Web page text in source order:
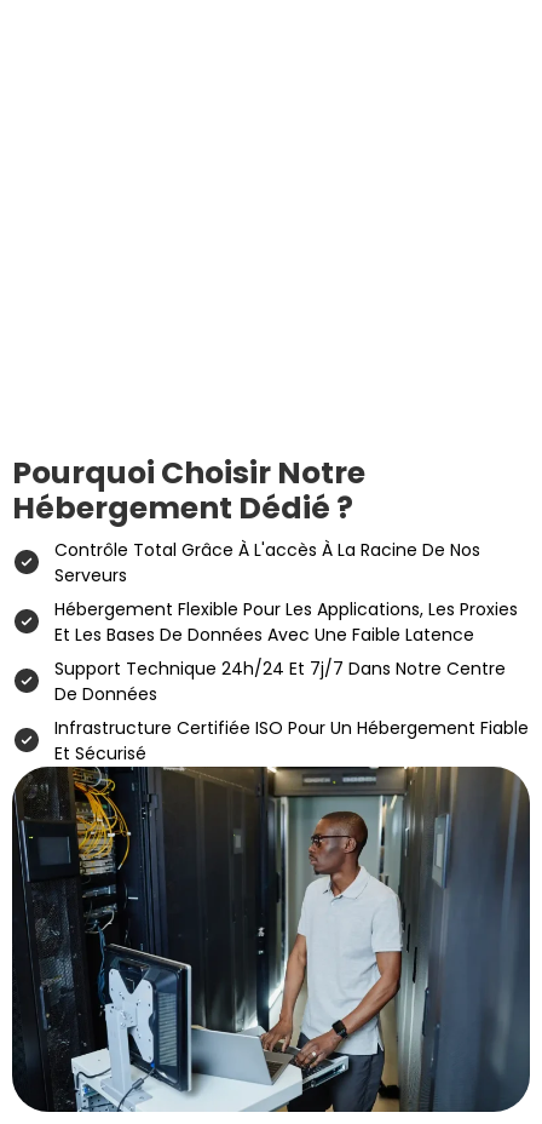
Pourquoi Choisir Notre
Hébergement Dédié ?
Contrôle Total Grâce À L'accès À La Racine De Nos
Serveurs
Hébergement Flexible Pour Les Applications, Les Proxies
Et Les Bases De Données Avec Une Faible Latence
Support Technique 24h/24 Et 7j/7 Dans Notre Centre
De Données
Infrastructure Certifiée ISO Pour Un Hébergement Fiable
Et Sécurisé